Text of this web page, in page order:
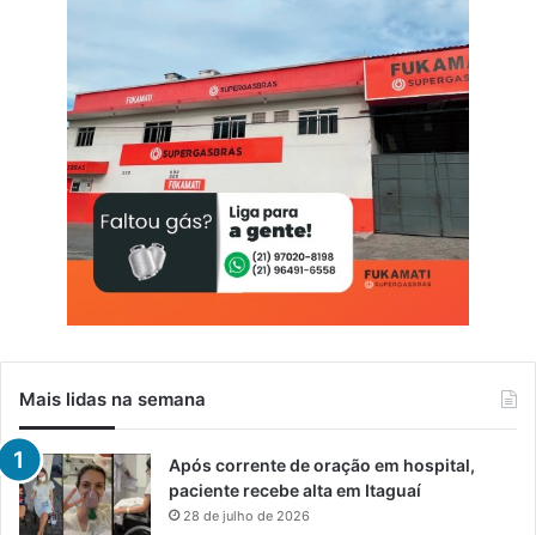
Mais lidas na semana
Após corrente de oração em hospital,
paciente recebe alta em Itaguaí
28 de julho de 2026